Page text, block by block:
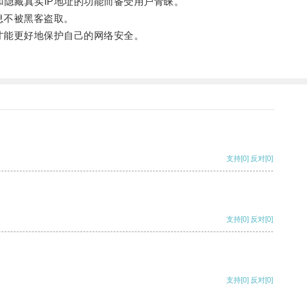
被黑客盗取。
更好地保护自己的网络安全。
支持[0] 反对[0]
支持[0] 反对[0]
支持[0] 反对[0]